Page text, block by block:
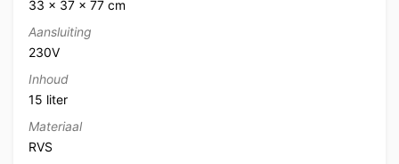
33 × 37 × 77 cm
Aansluiting
230V
Inhoud
15 liter
Materiaal
RVS